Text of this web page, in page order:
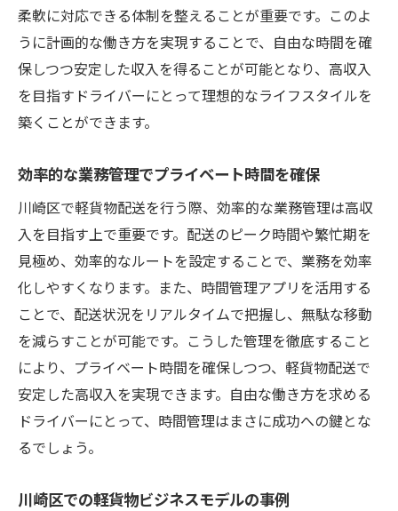
柔軟に対応できる体制を整えることが重要です。このよ
うに計画的な働き方を実現することで、自由な時間を確
保しつつ安定した収入を得ることが可能となり、高収入
を目指すドライバーにとって理想的なライフスタイルを
築くことができます。
効率的な業務管理でプライベート時間を確保
川崎区で軽貨物配送を行う際、効率的な業務管理は高収
入を目指す上で重要です。配送のピーク時間や繁忙期を
見極め、効率的なルートを設定することで、業務を効率
化しやすくなります。また、時間管理アプリを活用する
ことで、配送状況をリアルタイムで把握し、無駄な移動
を減らすことが可能です。こうした管理を徹底すること
により、プライベート時間を確保しつつ、軽貨物配送で
安定した高収入を実現できます。自由な働き方を求める
ドライバーにとって、時間管理はまさに成功への鍵とな
るでしょう。
川崎区での軽貨物ビジネスモデルの事例